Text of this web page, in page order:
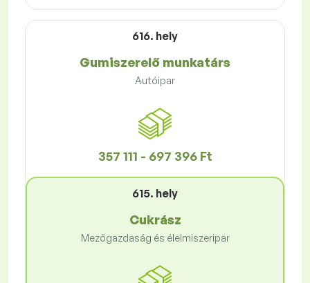
616. hely
Gumiszerelő munkatárs
Autóipar
357 111 - 697 396 Ft
615. hely
Cukrász
Mezőgazdaság és élelmiszeripar